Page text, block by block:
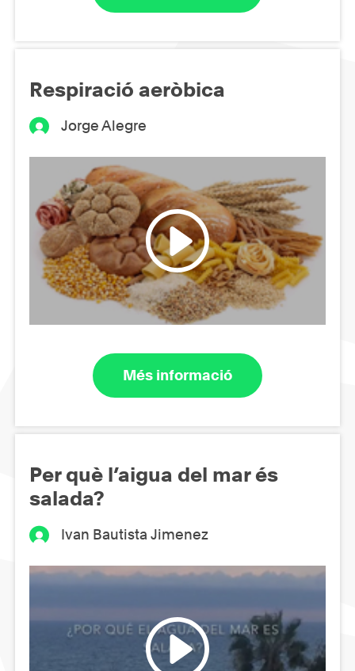
Respiració aeròbica
Jorge Alegre
Més informació
Per què l’aigua del mar és
salada?
Ivan Bautista Jimenez